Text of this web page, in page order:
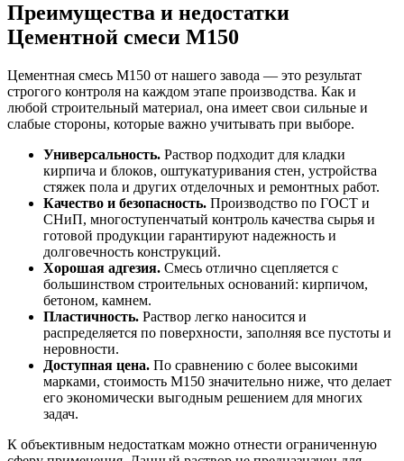
Преимущества и недостатки
Цементной смеси М150
Цементная смесь М150 от нашего завода — это результат
строгого контроля на каждом этапе производства. Как и
любой строительный материал, она имеет свои сильные и
слабые стороны, которые важно учитывать при выборе.
Универсальность. Раствор подходит для кладки
кирпича и блоков, оштукатуривания стен, устройства
стяжек пола и других отделочных и ремонтных работ.
Качество и безопасность. Производство по ГОСТ и
СНиП, многоступенчатый контроль качества сырья и
готовой продукции гарантируют надежность и
долговечность конструкций.
Хорошая адгезия. Смесь отлично сцепляется с
большинством строительных оснований: кирпичом,
бетоном, камнем.
Пластичность. Раствор легко наносится и
распределяется по поверхности, заполняя все пустоты и
неровности.
Доступная цена. По сравнению с более высокими
марками, стоимость М150 значительно ниже, что делает
его экономически выгодным решением для многих
задач.
К объективным недостаткам можно отнести ограниченную